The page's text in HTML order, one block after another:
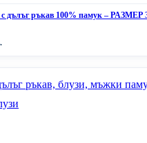
дълъг ръкав 100% памук – РАЗМЕР